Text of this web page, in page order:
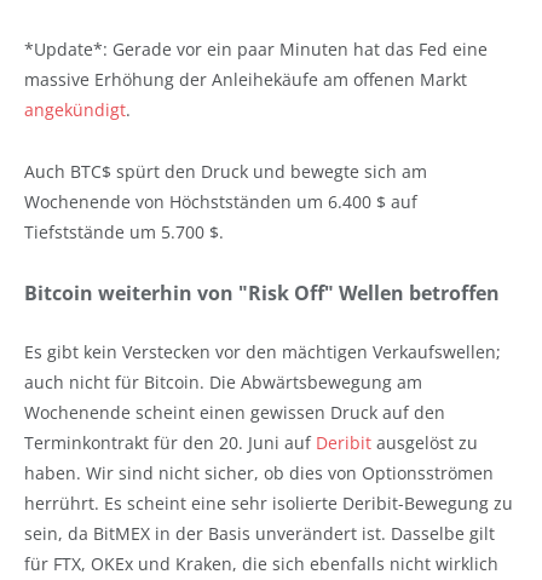
*Update*: Gerade vor ein paar Minuten hat das Fed eine
massive Erhöhung der Anleihekäufe am offenen Markt
angekündigt.
Auch BTC$ spürt den Druck und bewegte sich am
Wochenende von Höchstständen um 6.400 $ auf
Tiefststände um 5.700 $.
Bitcoin weiterhin von "Risk Off" Wellen betroffen
Es gibt kein Verstecken vor den mächtigen Verkaufswellen;
auch nicht für Bitcoin. Die Abwärtsbewegung am
Wochenende scheint einen gewissen Druck auf den
Terminkontrakt für den 20. Juni auf Deribit ausgelöst zu
haben. Wir sind nicht sicher, ob dies von Optionsströmen
herrührt. Es scheint eine sehr isolierte Deribit-Bewegung zu
sein, da BitMEX in der Basis unverändert ist. Dasselbe gilt
für FTX, OKEx und Kraken, die sich ebenfalls nicht wirklich